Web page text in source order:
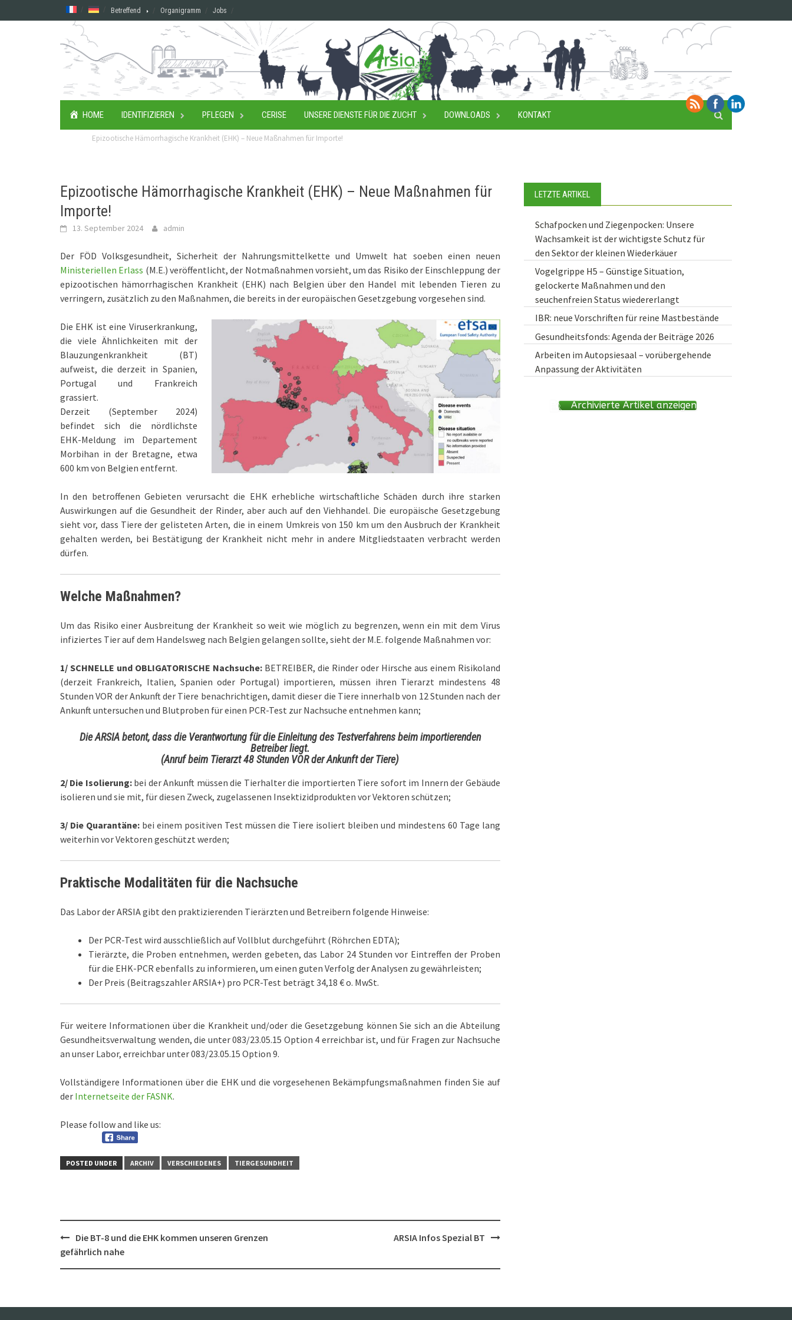
to
Betreffend Organigramm Jobs
HOME IDENTIFIZIEREN PFLEGEN CERISE UNSERE DIENSTE FÜR DIE ZUCHT DOWNLOADS KONTAKT
Epizootische Hämorrhagische Krankheit (EHK) – Neue Maßnahmen für Importe!
Epizootische Hämorrhagische Krankheit (EHK) – Neue Maßnahmen für
Importe!
13. September 2024 admin
Der FÖD Volksgesundheit, Sicherheit der Nahrungsmittelkette und Umwelt hat soeben einen neuen
Ministeriellen Erlass (M.E.) veröffentlicht, der Notmaßnahmen vorsieht, um das Risiko der Einschleppung der
epizootischen hämorrhagischen Krankheit (EHK) nach Belgien über den Handel mit lebenden Tieren zu
verringern, zusätzlich zu den Maßnahmen, die bereits in der europäischen Gesetzgebung vorgesehen sind.
Die EHK ist eine Viruserkrankung,
die viele Ähnlichkeiten mit der
Blauzungenkrankheit (BT)
aufweist, die derzeit in Spanien,
Portugal und Frankreich
grassiert.
Derzeit (September 2024)
befindet sich die nördlichste
EHK-Meldung im Departement
Morbihan in der Bretagne, etwa
600 km von Belgien entfernt.
In den betroffenen Gebieten verursacht die EHK erhebliche wirtschaftliche Schäden durch ihre starken
Auswirkungen auf die Gesundheit der Rinder, aber auch auf den Viehhandel. Die europäische Gesetzgebung
sieht vor, dass Tiere der gelisteten Arten, die in einem Umkreis von 150 km um den Ausbruch der Krankheit
gehalten werden, bei Bestätigung der Krankheit nicht mehr in andere Mitgliedstaaten verbracht werden
dürfen.
Welche Maßnahmen?
Um das Risiko einer Ausbreitung der Krankheit so weit wie möglich zu begrenzen, wenn ein mit dem Virus
infiziertes Tier auf dem Handelsweg nach Belgien gelangen sollte, sieht der M.E. folgende Maßnahmen vor:
1/ SCHNELLE und OBLIGATORISCHE Nachsuche:BETREIBER, die Rinder oder Hirsche aus einem Risikoland
(derzeit Frankreich, Italien, Spanien oder Portugal) importieren, müssen ihren Tierarzt mindestens 48
Stunden VOR der Ankunft der Tiere benachrichtigen, damit dieser die Tiere innerhalb von 12 Stunden nach der
Ankunft untersuchen und Blutproben für einen PCR-Test zur Nachsuche entnehmen kann;
Die ARSIA betont, dass die Verantwortung für die Einleitung des Testverfahrens beim importierenden
Betreiber liegt.
(Anruf beim Tierarzt 48 Stunden VOR der Ankunft der Tiere)
2/ Die Isolierung:bei der Ankunft müssen die Tierhalter die importierten Tiere sofort im Innern der Gebäude
isolieren und sie mit, für diesen Zweck, zugelassenen Insektizidprodukten vor Vektoren schützen;
3/ Die Quarantäne:bei einem positiven Test müssen die Tiere isoliert bleiben und mindestens 60 Tage lang
weiterhin vor Vektoren geschützt werden;
Praktische Modalitäten für die Nachsuche
Das Labor der ARSIA gibt den praktizierenden Tierärzten und Betreibern folgende Hinweise:
Der PCR-Test wird ausschließlich auf Vollblut durchgeführt (Röhrchen EDTA);
Tierärzte, die Proben entnehmen, werden gebeten, das Labor 24 Stunden vor Eintreffen der Proben
für die EHK-PCR ebenfalls zu informieren, um einen guten Verfolg der Analysen zu gewährleisten;
Der Preis (Beitragszahler ARSIA+) pro PCR-Test beträgt 34,18 € o. MwSt.
Für weitere Informationen über die Krankheit und/oder die Gesetzgebung können Sie sich an die Abteilung
Gesundheitsverwaltung wenden, die unter 083/23.05.15 Option 4 erreichbar ist, und für Fragen zur Nachsuche
an unser Labor, erreichbar unter 083/23.05.15 Option 9.
Vollständigere Informationen über die EHK und die vorgesehenen Bekämpfungsmaßnahmen finden Sie auf
der Internetseite der FASNK.
Please follow and like us:
POSTED UNDER ARCHIV VERSCHIEDENES TIERGESUNDHEIT
Post
navigation
Die BT-8 und die EHK kommen unseren Grenzen
gefährlich nahe
ARSIA Infos Spezial BT
LETZTE ARTIKEL
Schafpocken und Ziegenpocken: Unsere
Wachsamkeit ist der wichtigste Schutz für
den Sektor der kleinen Wiederkäuer
Vogelgrippe H5 – Günstige Situation,
gelockerte Maßnahmen und den
seuchenfreien Status wiedererlangt
IBR: neue Vorschriften für reine Mastbestände
Gesundheitsfonds: Agenda der Beiträge 2026
Arbeiten im Autopsiesaal – vorübergehende
Anpassung der Aktivitäten
Archivierte Artikel anzeigen